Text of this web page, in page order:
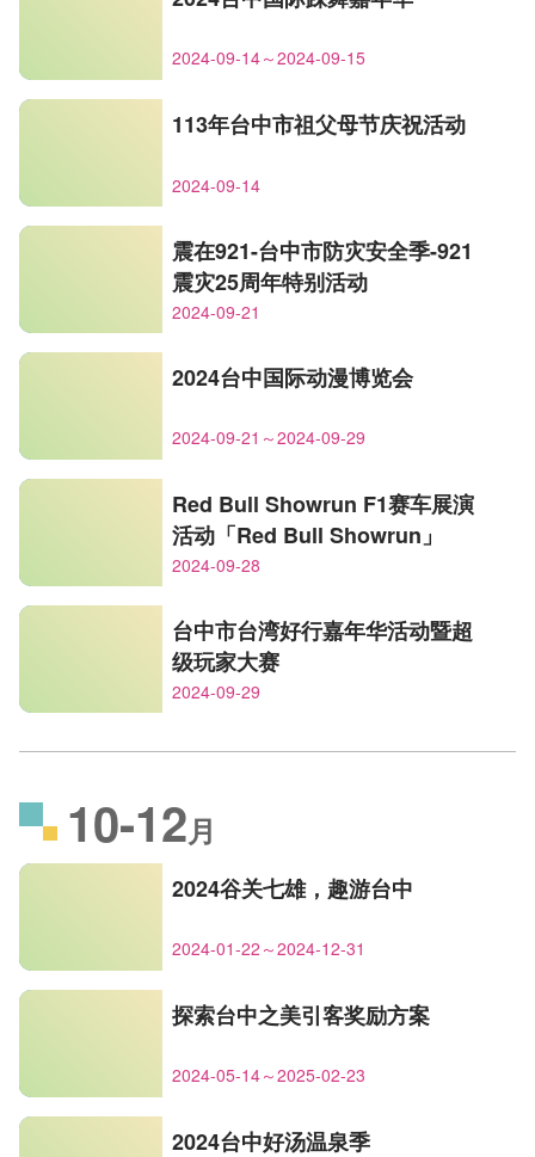
2024-09-14～2024-09-15
113年台中市祖父母节庆祝活动
2024-09-14
震在921-台中市防灾安全季-921
震灾25周年特别活动
2024-09-21
2024台中国际动漫博览会
2024-09-21～2024-09-29
Red Bull Showrun F1赛车展演
活动「Red Bull Showrun」
2024-09-28
台中市台湾好行嘉年华活动暨超
级玩家大赛
2024-09-29
10-12月
2024谷关七雄，趣游台中
2024-01-22～2024-12-31
探索台中之美引客奖励方案
2024-05-14～2025-02-23
2024台中好汤温泉季